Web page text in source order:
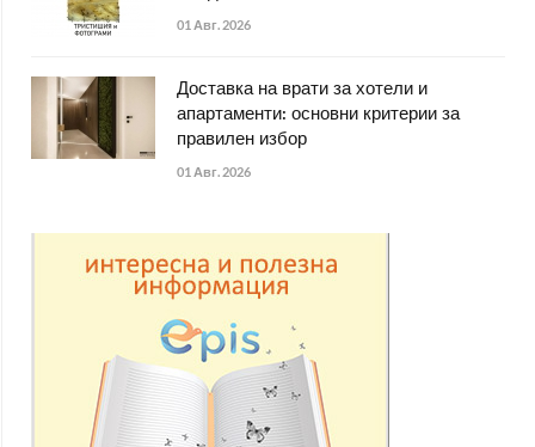
01 Авг. 2026
Доставка на врати за хотели и
апартаменти: основни критерии за
правилен избор
01 Авг. 2026